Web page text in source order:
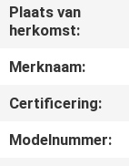
OVER
ONS
Plaats van
herkomst:
Merknaam:
Certificering:
Modelnummer: